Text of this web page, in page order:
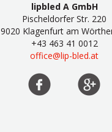
lipbled A GmbH
Pischeldorfer Str. 220
9020 Klagenfurt am
+43 463 41 0012
office@lip-bled.at